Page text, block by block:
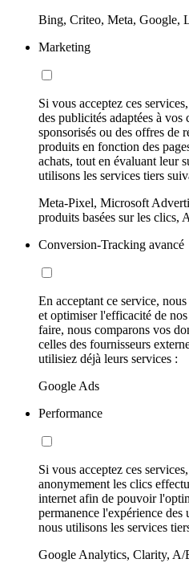
Bing, Criteo, Meta, Google,
Marketing
Si vous acceptez ces
des publicités adaptées à vos
sponsorisés ou des offres de
produits en fonction des
achats, tout en évaluant leur
utilisons les services tiers
Meta-Pixel, Microsoft
produits basées sur les clics,
Conversion-Tracking avancé
En acceptant ce service,
et optimiser l'efficacité de
faire, nous comparons vos
celles des fournisseurs
utilisiez déjà leurs services :
Google Ads
Performance
Si vous acceptez ces
anonymement les clics
internet afin de pouvoir
permanence l'expérience
nous utilisons les services
Google Analytics, Clarity, A/